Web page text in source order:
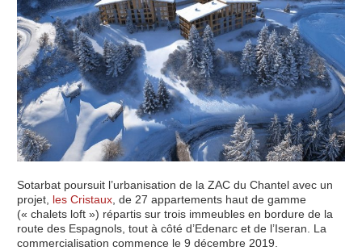
Sotarbat poursuit l’urbanisation de la ZAC du Chantel avec un
projet, les Cristaux, de 27 appartements haut de gamme
(« chalets loft ») répartis sur trois immeubles en bordure de la
route des Espagnols, tout à côté d’Edenarc et de l’Iseran. La
commercialisation commence le 9 décembre 2019.